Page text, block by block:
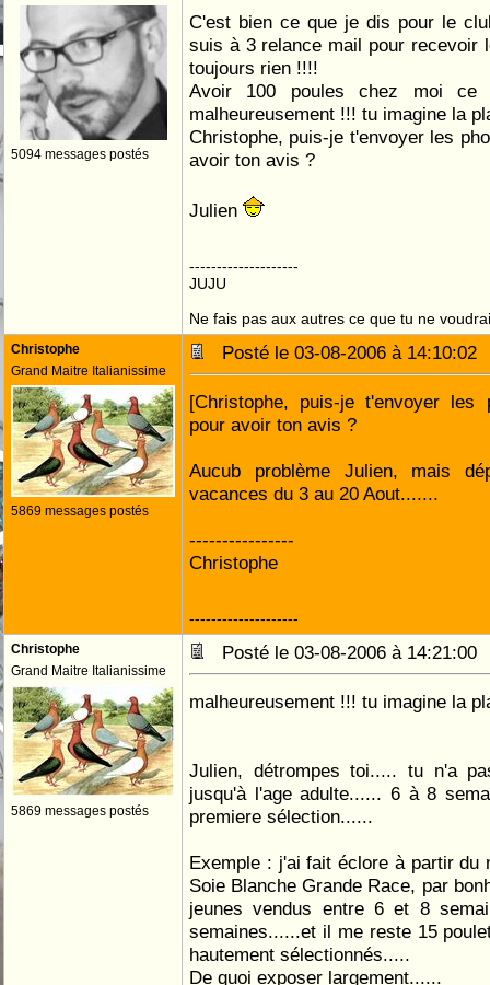
5094 messages postés
C'est bien ce que je dis pour le
suis à 3 relance mail pour recevoir
toujours rien !!!!
Avoir 100 poules chez moi ce
malheureusement !!! tu imagine la
Christophe, puis-je t'envoyer les
avoir ton avis ?
Julien
--------------------
JUJU
Ne fais pas aux autres ce que tu ne
Christophe
Grand Maitre Italianissime
5869 messages postés
Posté le 03-08-2006 à
[Christophe, puis-je t'envoyer les
pour avoir ton avis ?
Aucub problème Julien, mais
vacances du 3 au 20 Aout.......
----------------
Christophe
--------------------
Christophe
Grand Maitre Italianissime
5869 messages postés
Posté le 03-08-2006 à
malheureusement !!! tu imagine la
Julien, détrompes toi..... tu n'a
jusqu'à l'age adulte...... 6 à 8
premiere sélection......
Exemple : j'ai fait éclore à partir du
Soie Blanche Grande Race, par
jeunes vendus entre 6 et 8
semaines......et il me reste 15
hautement sélectionnés.....
De quoi exposer largement......